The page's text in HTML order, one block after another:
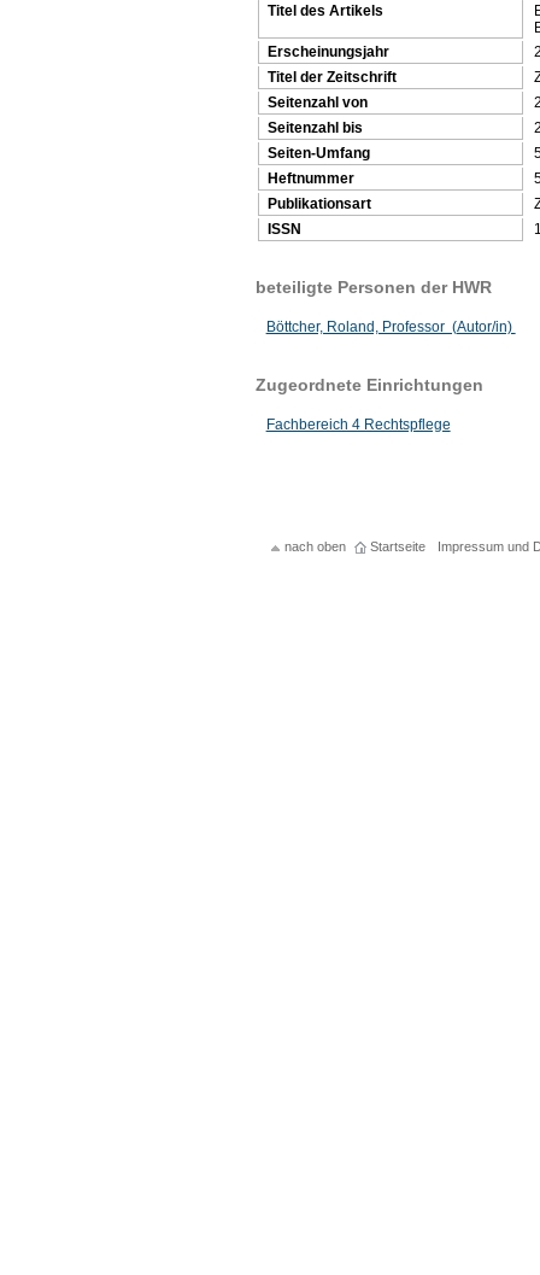
Titel des Artikels
Erscheinungsjahr
Titel der Zeitschrift
Seitenzahl von
Seitenzahl bis
Seiten-Umfang
Heftnummer
Publikationsart
ISSN
beteiligte Personen der HWR
Böttcher, Roland, Professor (Autor/in)
Zugeordnete Einrichtungen
Fachbereich 4 Rechtspflege
nach oben Startseite Impressum und